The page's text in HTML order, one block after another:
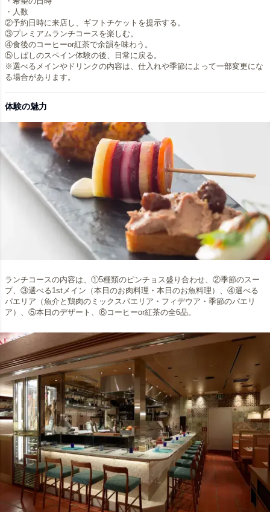
・人数
②予約日時に来店し、ギフトチケットを提示する。
③プレミアムランチコースを楽しむ。
④食後のコーヒーor紅茶で余韻を味わう。
⑤しばしのスペイン体験の後、日常に戻る。
※選べるメインやドリンクの内容は、仕入れや季節によって一部変更にな
体験の魅力
ランチコースの内容は、①5種類のピンチョス盛り合わせ、②季節のスー
プ、③選べる1stメイン（本日のお肉料理・本日のお魚料理）、④選べる
パエリア（魚介と鶏肉のミックスパエリア・フィデウア・季節のパエリ
ア）、⑤本日のデザート、⑥コーヒーor紅茶の全6品。